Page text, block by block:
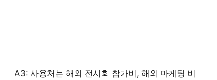
A3: 사용처는 해외 전시회 참가비, 해외 마케팅 비